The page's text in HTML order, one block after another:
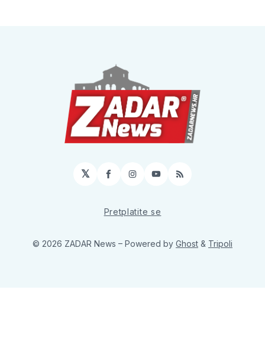
𝕏 Facebook
Instagram
YouTube
RSS
Pretplatite se
© 2026 ZADAR News – Powered by Ghost & Tripoli